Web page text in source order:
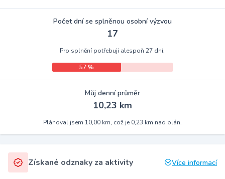
Počet dní se splněnou osobní výzvou
17
Pro splnění potřebuji alespoň 27 dní.
57 %
Můj denní průměr
10,23 km
Plánoval jsem 10,00 km, což je 0,23 km nad plán.
Získané odznaky za aktivity Více informací